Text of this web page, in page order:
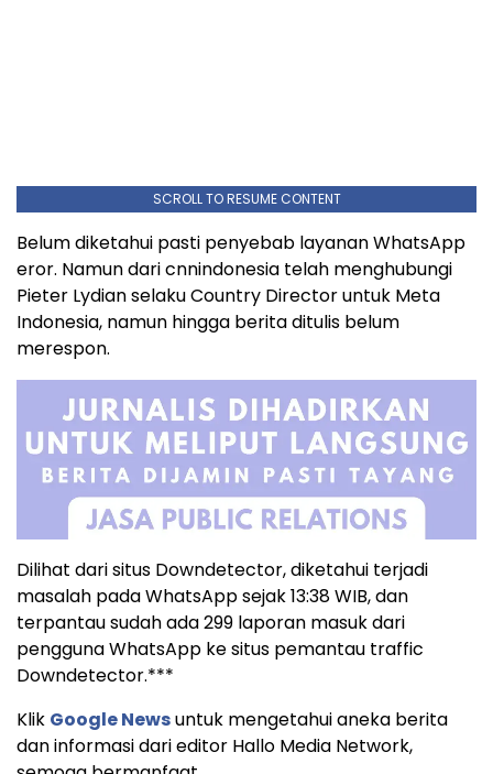
SCROLL TO RESUME CONTENT
Belum diketahui pasti penyebab layanan WhatsApp
eror. Namun dari cnnindonesia telah menghubungi
Pieter Lydian selaku Country Director untuk Meta
Indonesia, namun hingga berita ditulis belum
merespon.
Dilihat dari situs Downdetector, diketahui terjadi
masalah pada WhatsApp sejak 13:38 WIB, dan
terpantau sudah ada 299 laporan masuk dari
pengguna WhatsApp ke situs pemantau traffic
Downdetector.***
Klik Google Newsuntuk mengetahui aneka berita
dan informasi dari editor Hallo Media Network,